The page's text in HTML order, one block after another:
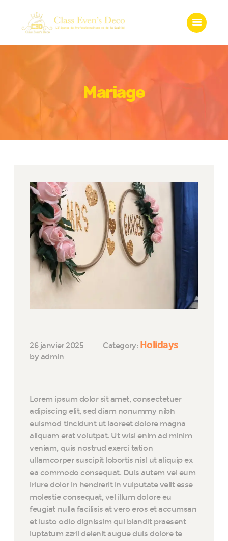
Mariage
Accueil
Contact
26 janvier 2025 Category: Holidays
by admin
Lorem ipsum dolor sit amet, consectetuer
adipiscing elit, sed diam nonummy nibh
euismod tincidunt ut laoreet dolore magna
aliquam erat volutpat. Ut wisi enim ad minim
veniam, quis nostrud exerci tation
ullamcorper suscipit lobortis nisl ut aliquip ex
ea commodo consequat. Duis autem vel eum
iriure dolor in hendrerit in vulputate velit esse
molestie consequat, vel illum dolore eu
feugiat nulla facilisis at vero eros et accumsan
et iusto odio dignissim qui blandit praesent
luptatum zzril delenit augue duis dolore te